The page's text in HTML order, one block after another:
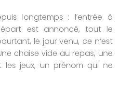
longtemps : l’entrée à
est annoncé, tout le
le jour venu, ce n’est
chaise vide au repas, une
les jeux, un prénom qui ne